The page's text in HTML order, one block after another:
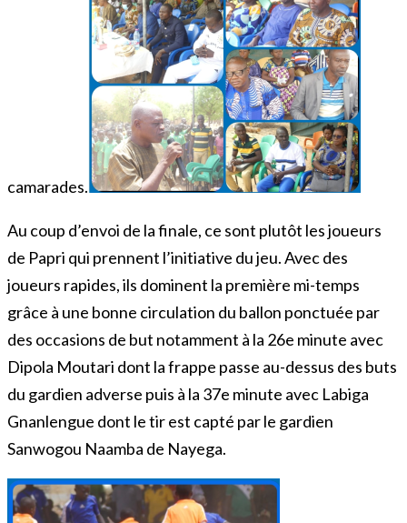
camarades.
Au coup d’envoi de la finale, ce sont plutôt les joueurs
de Papri qui prennent l’initiative du jeu. Avec des
joueurs rapides, ils dominent la première mi-temps
grâce à une bonne circulation du ballon ponctuée par
des occasions de but notamment à la 26e minute avec
Dipola Moutari dont la frappe passe au-dessus des buts
du gardien adverse puis à la 37e minute avec Labiga
Gnanlengue dont le tir est capté par le gardien
Sanwogou Naamba de Nayega.